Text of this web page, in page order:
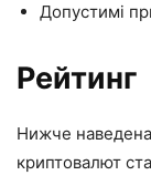
Допустимі
Рейтинг
Нижче
криптовалют